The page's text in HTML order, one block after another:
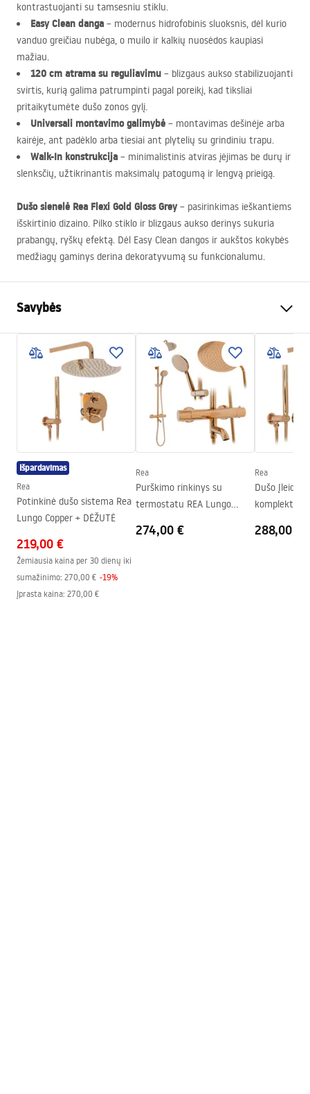
kontrastuojanti su tamsesniu stiklu.
Easy Clean danga – modernus hidrofobinis sluoksnis, dėl kurio
vanduo greičiau nubėga, o muilo ir kalkių nuosėdos kaupiasi
mažiau.
120 cm atrama su reguliavimu – blizgaus aukso stabilizuojanti
svirtis, kurią galima patrumpinti pagal poreikį, kad tiksliai
pritaikytumėte dušo zonos gylį.
Universali montavimo galimybė – montavimas dešinėje arba
kairėje, ant padėklo arba tiesiai ant plytelių su grindiniu trapu.
Walk-In konstrukcija – minimalistinis atviras įėjimas be durų ir
slenksčių, užtikrinantis maksimalų patogumą ir lengvą prieigą.
Dušo sienelė Rea Flexi Gold Gloss Grey– pasirinkimas ieškantiems
išskirtinio dizaino. Pilko stiklo ir blizgaus aukso derinys sukuria
prabangų, ryškų efektą. Dėl Easy Clean dangos ir aukštos kokybės
medžiagų gaminys derina dekoratyvumą su funkcionalumu.
Savybės
Dydis (durys x siena)
130
Auksas
Kabinos tipas
Walk-in
Stiklo spalva
Pilka 8mm
Flexi
Surinkimas
Ant irkluojančio baseino arba
Aukštis (mm)
1950mm
Kabinos kryptis
Garantija
24 mėnesių
„Easy Clean“ danga
Išpardavimas
Rea
Potinkinė dušo sistema Rea
Lungo Copper + DĖŽUTĖ
219,00 €
Žemiausia kaina per 30 dienų iki
sumažinimo: 270,00 € -19%
Įprasta kaina: 270,00 €
Rea
Purškimo rinkinys su
termostatu REA Lungo
274,00 €
Rea
Dušo
komplektas
288,00 €